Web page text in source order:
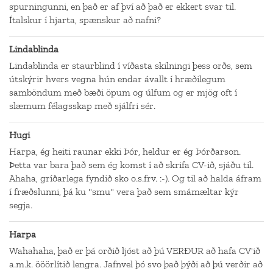
spurningunni, en það er af því að það er ekkert svar til.
Ítalskur í hjarta, spænskur að nafni?
Lindablinda
Lindablinda er staurblind í víðasta skilningi þess orðs, sem
útskýrir hvers vegna hún endar ávallt í hræðilegum
samböndum með bæði öpum og úlfum og er mjög oft í
slæmum félagsskap með sjálfri sér.
Hugi
Harpa, ég heiti raunar ekki Þór, heldur er ég Þórðarson.
Þetta var bara það sem ég komst í að skrifa CV-ið, sjáðu til.
Ahaha, gríðarlega fyndið sko o.s.frv. :-). Og til að halda áfram
í fræðslunni, þá ku "smu" vera það sem smámæltar kýr
segja.
Harpa
Wahahaha, það er þá orðið ljóst að þú VERÐUR að hafa CV'ið
a.m.k. ööörlítið lengra. Jafnvel þó svo það þýði að þú verðir að